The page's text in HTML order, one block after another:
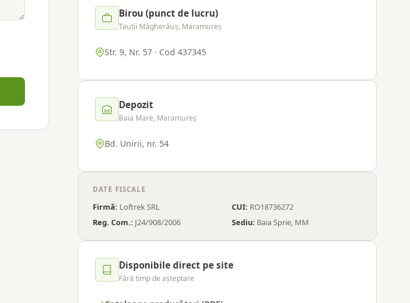
Birou (punct de lucru)
Tauții Măgherăuș, Maramureș
Str. 9, Nr. 57 · Cod 437345
Depozit
Baia Mare, Maramureș
Bd. Unirii, nr. 54
DATE FISCALE
Firmă: Loftrek SRL CUI: RO18736272
Reg. Com.: J24/908/2006 Sediu: Baia Sprie, MM
Disponibile direct pe site
Fără timp de așteptare